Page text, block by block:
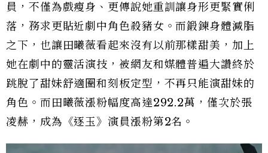
員，不僅為戲瘦身、更傳說她重訓讓身形更緊實俐
落，務求更貼近劇中角色殺豬女。而鍛鍊身體減脂
之下，也讓田曦薇看起來沒有以前那樣甜美，加上
她在劇中的靈活演技，被網友和媒體普遍大讚終於
跳脫了甜妹舒適圈和刻板定型，不再只能演甜妹的
角色。而田曦薇漲粉幅度高達292.2萬，僅次於張
凌赫，成為《逐玉》演員漲粉第2名。